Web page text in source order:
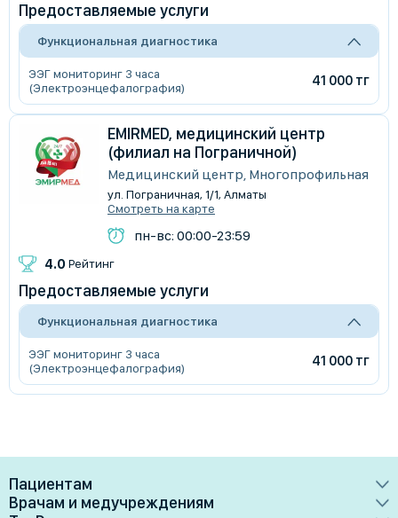
Предоставляемые услуги
Функциональная диагностика
ЭЭГ мониторинг 3 часа
(Электроэнцефалография)
41 000 тг
EMIRMED, медицинский центр
(филиал на Пограничной)
Медицинский центр, Многопрофильная
ул. Пограничная, 1/1, Алматы
Смотреть на карте
пн-вс: 00:00-23:59
4.0 Рейтинг
Предоставляемые услуги
Функциональная диагностика
ЭЭГ мониторинг 3 часа
(Электроэнцефалография)
41 000 тг
Пациентам
Врачи
Врачам и медучреждениям